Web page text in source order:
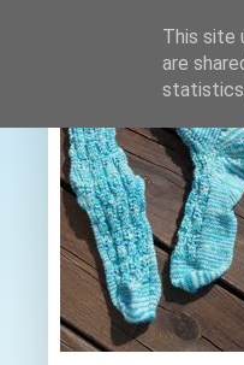
This site
are